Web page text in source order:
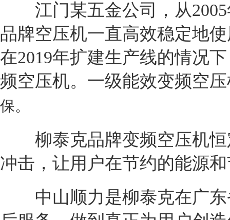
江门某五金公司，从2005
品牌空压机一直高效稳定地
在2019年扩建生产线的情况
频空压机。一级能效变频空
保。
柳泰克品牌变频空压机恒
冲击，让用户在节约的能源
中山顺力是柳泰克在广东